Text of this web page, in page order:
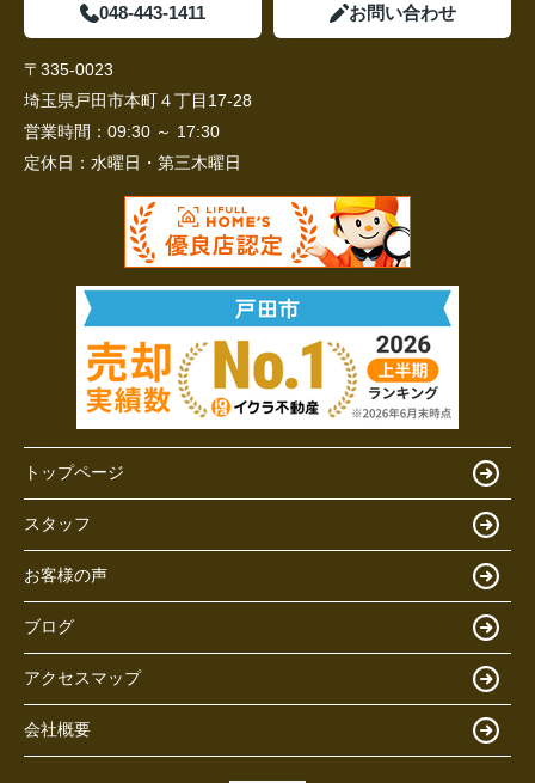
048-443-1411 お問い合わせ
〒335-0023
埼玉県戸田市本町４丁目17-28
営業時間： 09:30 ～ 17:30
定休日： 水曜日・第三木曜日
トップページ
スタッフ
お客様の声
ブログ
アクセスマップ
会社概要